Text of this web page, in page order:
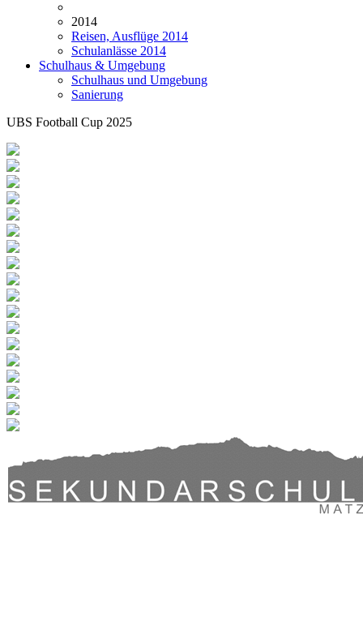
2014
Reisen, Ausflüge 2014
Schulanlässe 2014
Schulhaus & Umgebung
Schulhaus und Umgebung
Sanierung
UBS Football Cup 2025